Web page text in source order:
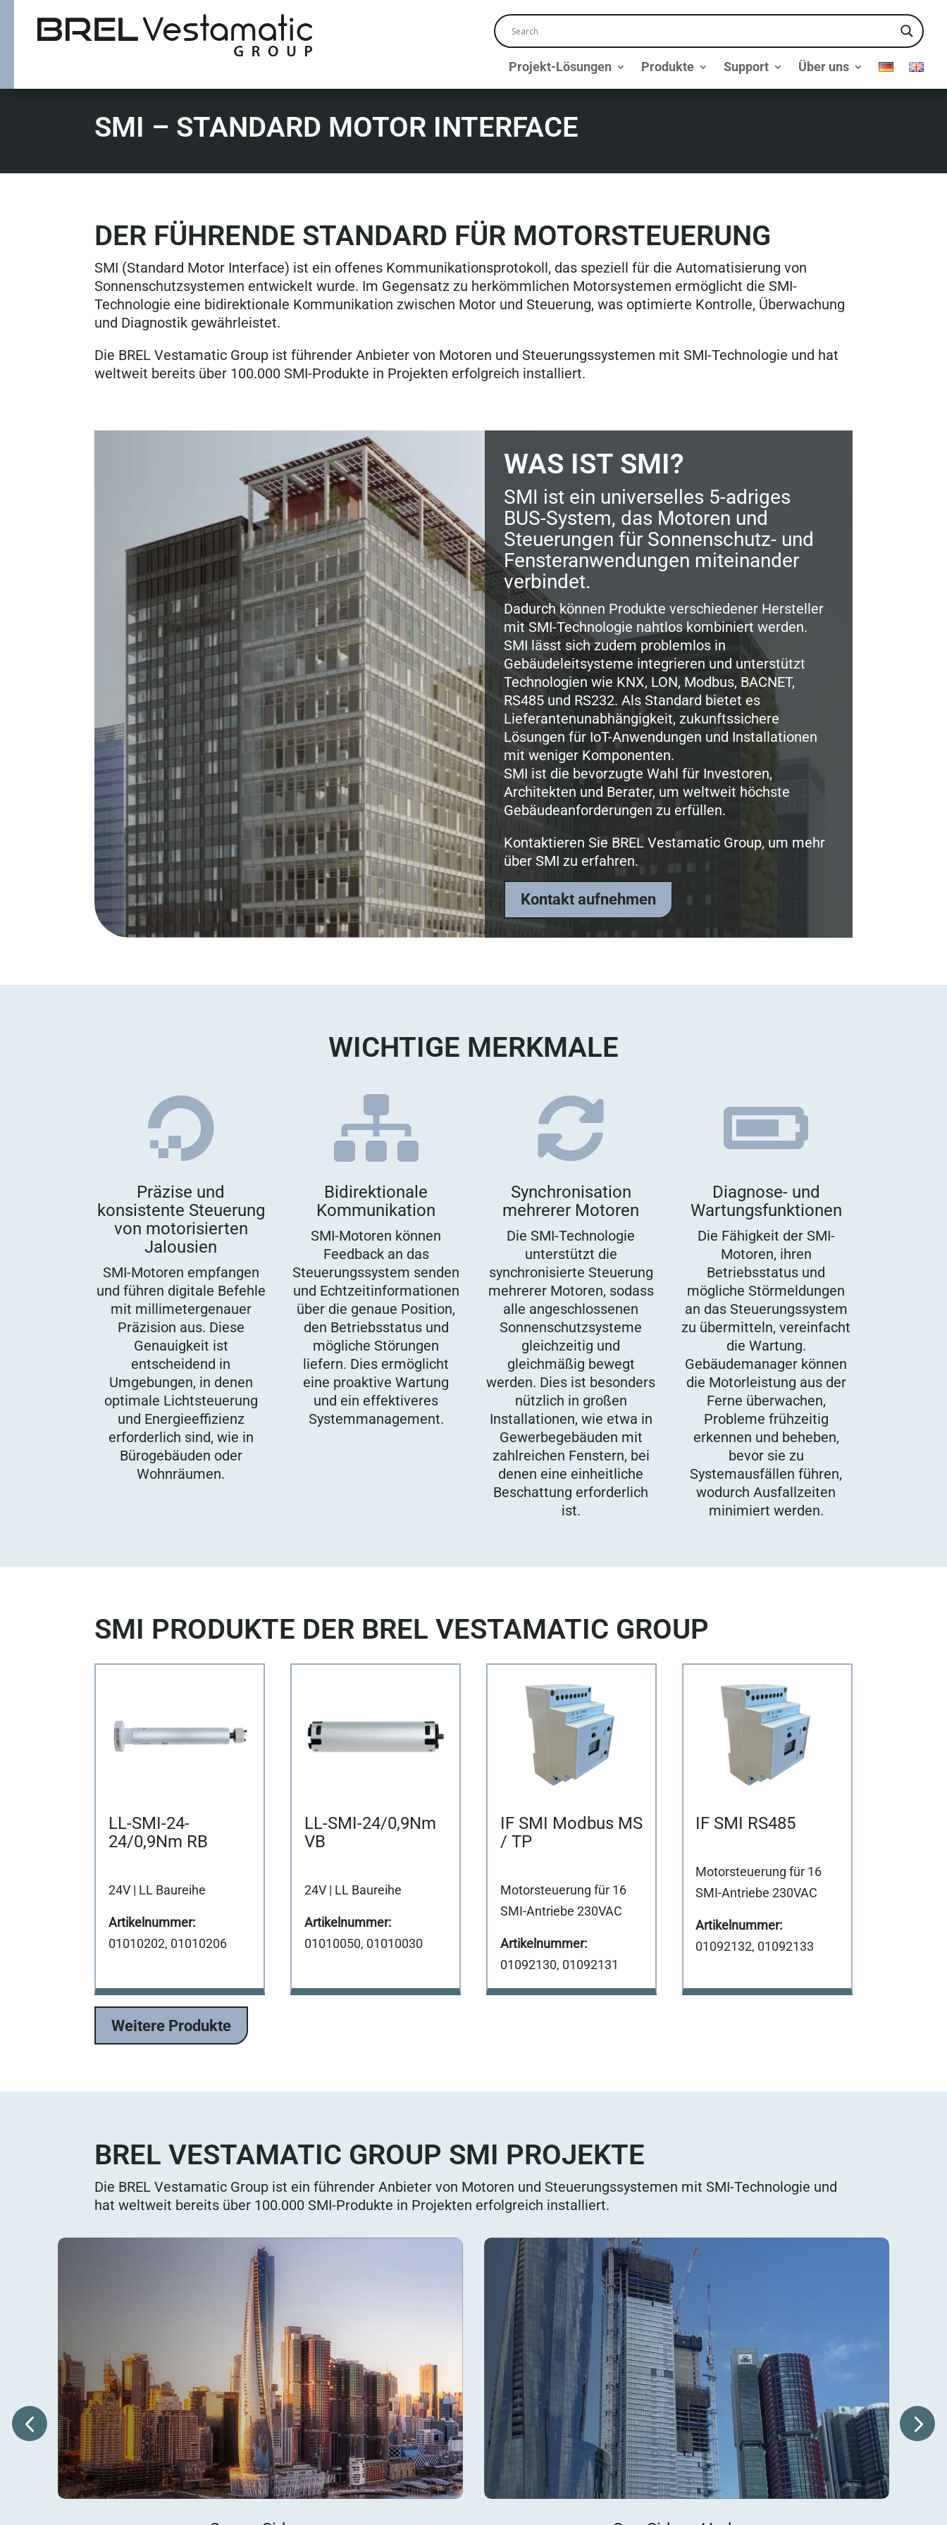
Projekt-Lösungen Produkte Support Über uns
SMI – STANDARD MOTOR INTERFACE
DER FÜHRENDE STANDARD FÜR MOTORSTEUERUNG
SMI (Standard Motor Interface) ist ein offenes Kommunikationsprotokoll, das speziell für die Automatisierung von
Sonnenschutzsystemen entwickelt wurde. Im Gegensatz zu herkömmlichen Motorsystemen ermöglicht die SMI-
Technologie eine bidirektionale Kommunikation zwischen Motor und Steuerung, was optimierte Kontrolle, Überwachung
und Diagnostik gewährleistet.
Die BREL Vestamatic Group ist führender Anbieter von Motoren und Steuerungssystemen mit SMI-Technologie und hat
weltweit bereits über 100.000 SMI-Produkte in Projekten erfolgreich installiert.
WAS IST SMI?
SMI ist ein universelles 5-adriges
BUS-System, das Motoren und
Steuerungen für Sonnenschutz- und
Fensteranwendungen miteinander
verbindet.
Dadurch können Produkte verschiedener Hersteller
mit SMI-Technologie nahtlos kombiniert werden.
SMI lässt sich zudem problemlos in
Gebäudeleitsysteme integrieren und unterstützt
Technologien wie KNX, LON, Modbus, BACNET,
RS485 und RS232. Als Standard bietet es
Lieferantenunabhängigkeit, zukunftssichere
Lösungen für IoT-Anwendungen und Installationen
mit weniger Komponenten.
SMI ist die bevorzugte Wahl für Investoren,
Architekten und Berater, um weltweit höchste
Gebäudeanforderungen zu erfüllen.
Kontaktieren Sie BREL Vestamatic Group, um mehr
über SMI zu erfahren.
Kontakt aufnehmen
WICHTIGE MERKMALE

Präzise und
konsistente Steuerung
von motorisierten
Jalousien
SMI-Motoren empfangen
und führen digitale Befehle
mit millimetergenauer
Präzision aus. Diese
Genauigkeit ist
entscheidend in
Umgebungen, in denen
optimale Lichtsteuerung
und Energieeffizienz
erforderlich sind, wie in
Bürogebäuden oder
Wohnräumen.

Bidirektionale
Kommunikation
SMI-Motoren können
Feedback an das
Steuerungssystem senden
und Echtzeitinformationen
über die genaue Position,
den Betriebsstatus und
mögliche Störungen
liefern. Dies ermöglicht
eine proaktive Wartung
und ein effektiveres
Systemmanagement.

Synchronisation
mehrerer Motoren
Die SMI-Technologie
unterstützt die
synchronisierte Steuerung
mehrerer Motoren, sodass
alle angeschlossenen
Sonnenschutzsysteme
gleichzeitig und
gleichmäßig bewegt
werden. Dies ist besonders
nützlich in großen
Installationen, wie etwa in
Gewerbegebäuden mit
zahlreichen Fenstern, bei
denen eine einheitliche
Beschattung erforderlich
ist.

Diagnose- und
Wartungsfunktionen
Die Fähigkeit der SMI-
Motoren, ihren
Betriebsstatus und
mögliche Störmeldungen
an das Steuerungssystem
zu übermitteln, vereinfacht
die Wartung.
Gebäudemanager können
die Motorleistung aus der
Ferne überwachen,
Probleme frühzeitig
erkennen und beheben,
bevor sie zu
Systemausfällen führen,
wodurch Ausfallzeiten
minimiert werden.
SMI PRODUKTE DER BREL VESTAMATIC GROUP
LL-SMI-24-
24/0,9Nm RB
24V | LL Baureihe
01010202, 01010206
LL-SMI-24/0,9Nm
VB
24V | LL Baureihe
01010050, 01010030
IF SMI Modbus MS
/ TP
Motorsteuer­ung für 16
SMI-Antriebe 230VAC
01092130, 01092131
IF SMI RS485
Motorsteuerung für 16
SMI-Antriebe 230VAC
01092132, 01092133
Weitere Produkte
BREL VESTAMATIC GROUP SMI PROJEKTE
Die BREL Vestamatic Group ist ein führender Anbieter von Motoren und Steuerungssystemen mit SMI-Technologie und
hat weltweit bereits über 100.000 SMI-Produkte in Projekten erfolgreich installiert.